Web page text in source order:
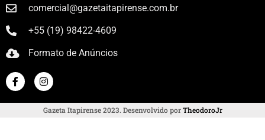
comercial@gazetaitapirense.com.br
+55 (19) 98422-4609
Formato de Anúncios
Gazeta Itapirense 2023. Desenvolvido porTheodoroJr